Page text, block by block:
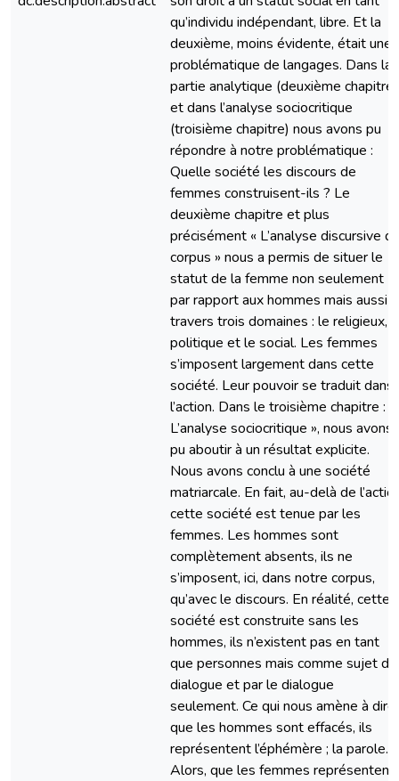
qu’individu indépendant, libre. Et la
deuxième, moins évidente, était une
problématique de langages. Dans la
partie analytique (deuxième chapitre)
et dans l’analyse sociocritique
(troisième chapitre) nous avons pu
répondre à notre problématique :
Quelle société les discours de
femmes construisent-ils ? Le
deuxième chapitre et plus
précisément « L’analyse discursive du
corpus » nous a permis de situer le
statut de la femme non seulement
par rapport aux hommes mais aussi à
travers trois domaines : le religieux,
politique et le social. Les femmes
s’imposent largement dans cette
société. Leur pouvoir se traduit dans
l’action. Dans le troisième chapitre : «
L’analyse sociocritique », nous avons
pu aboutir à un résultat explicite.
Nous avons conclu à une société
matriarcale. En fait, au-delà de
cette société est tenue par les
femmes. Les hommes sont
complètement absents, ils ne
s’imposent, ici, dans notre corpus,
qu’avec le discours. En réalité, cette
société est construite sans les
hommes, ils n’existent pas en tant
que personnes mais comme sujet de
dialogue et par le dialogue
seulement. Ce qui nous amène à dire
que les hommes sont effacés, ils
représentent l’éphémère ; la parole.
Alors, que les femmes représentent